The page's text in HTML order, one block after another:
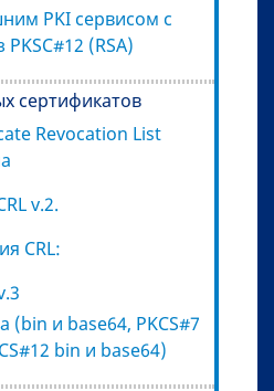
PKI сервисом с
(RSA)
сертификатов
Revocation List
v.2.
CRL:
(bin и base64, PKCS#7
bin и base64)